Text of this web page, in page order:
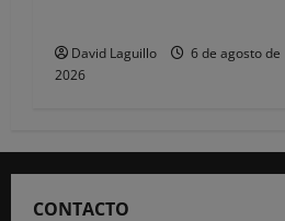
David Laguillo
6 de agosto de
2026
CONTACTO